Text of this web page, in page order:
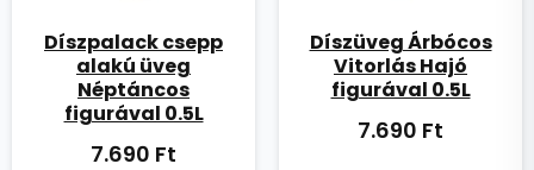
Díszpalack csepp
alakú üveg
Néptáncos
figurával 0.5L
7.690 Ft
Díszüveg Árbócos
Vitorlás Hajó
figurával 0.5L
7.690 Ft